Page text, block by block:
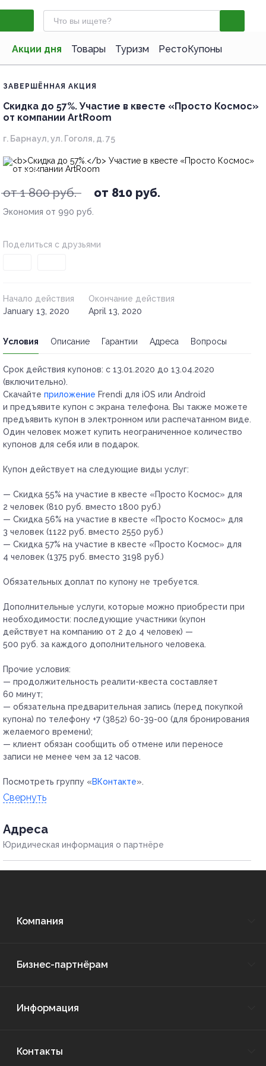
Акции дня Товары Туризм РестоКупоны
ЗАВЕРШЁННАЯ АКЦИЯ
Скидка до 57%.Участие в квесте «Просто Космос»
от компании ArtRoom
г. Барнаул, ул. Гоголя, д. 75
- 55%
от 1 800 руб. от 810 руб.
Экономия от 990 руб.
Поделиться с друзьями
Начало действия
January 13, 2020
Окончание действия
April 13, 2020
Условия Описание Гарантии Адреса Вопросы
Срок действия купонов: с 13.01.2020 до 13.04.2020
(включительно).
Скачайте приложение Frendi для iOS или Android
и предъявите купон с экрана телефона. Вы также можете
предъявить купон в электронном или распечатанном виде.
Один человек может купить неограниченное количество
купонов для себя или в подарок.
Купон действует на следующие виды услуг:
— Скидка 55% на участие в квесте «Просто Космос» для
2 человек (810 руб. вместо 1800 руб.)
— Скидка 56% на участие в квесте «Просто Космос» для
3 человек (1122 руб. вместо 2550 руб.)
— Скидка 57% на участие в квесте «Просто Космос» для
4 человек (1375 руб. вместо 3198 руб.)
Обязательных доплат по купону не требуется.
Дополнительные услуги, которые можно приобрести при
необходимости: последующие участники (купон
действует на компанию от 2 до 4 человек) —
500 руб. за каждого дополнительного человека.
Прочие условия:
— продолжительность реалити-квеста составляет
60 минут;
— обязательна предварительная запись (перед покупкой
купона) по телефону +7 (3852) 60-39-00 (для бронирования
желаемого времени);
— клиент обязан сообщить об отмене или переносе
записи не менее чем за 12 часов.
Посмотреть группу «ВКонтакте».
Свернуть
Адресa
Юридическая информация о партнёре
Компания
Бизнес-партнёрам
Информация
Контакты